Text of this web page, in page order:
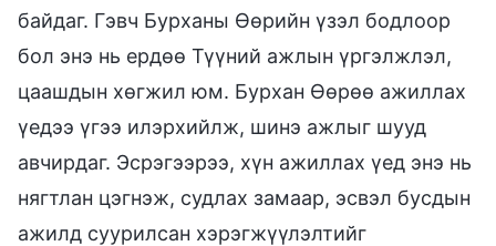
байдаг. Гэвч Бурханы Өөрийн үзэл бодлоор
бол энэ нь ердөө Түүний ажлын үргэлжлэл,
цаашдын хөгжил юм. Бурхан Өөрөө ажиллах
үедээ үгээ илэрхийлж, шинэ ажлыг шууд
авчирдаг. Эсрэгээрээ, хүн ажиллах үед энэ нь
нягтлан цэгнэж, судлах замаар, эсвэл бусдын
ажилд суурилсан хэрэгжүүлэлтийг